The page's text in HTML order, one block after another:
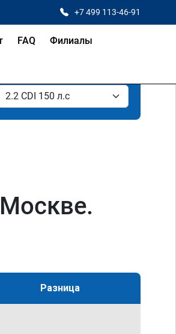
+7 499 113-46-91
FAQ Филиалы
Разница